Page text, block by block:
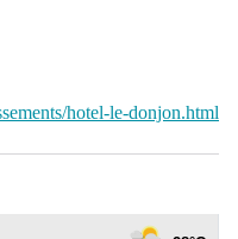
hotel-le-donjon.html